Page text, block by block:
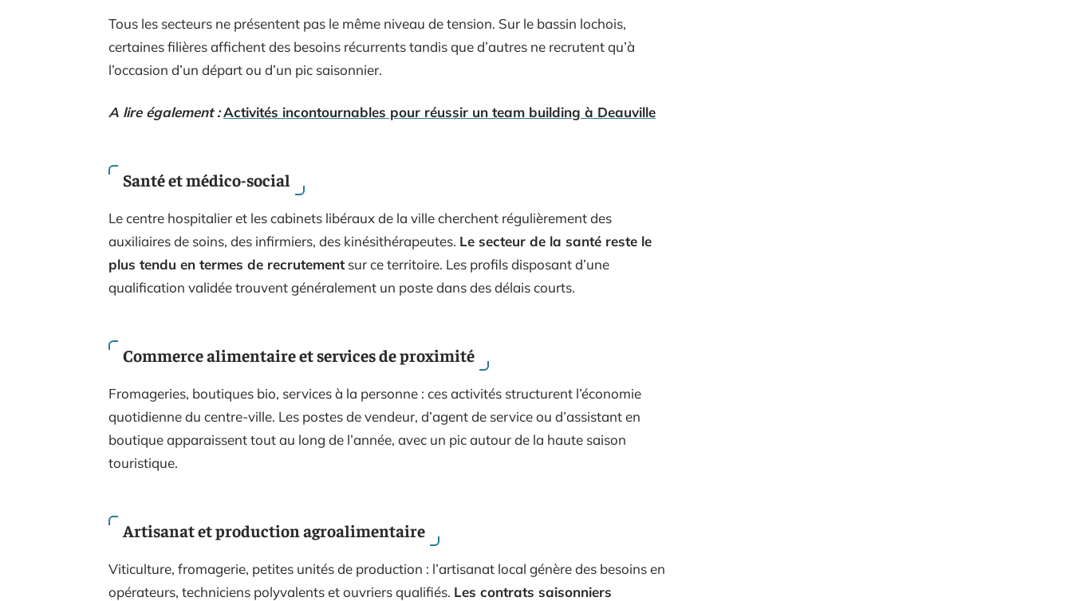
Tous les secteurs ne présentent pas le même niveau de tension. Sur le bassin lochois,
certaines filières affichent des besoins récurrents tandis que d’autres ne recrutent qu’à
l’occasion d’un départ ou d’un pic saisonnier.
A lire également :Activités incontournables pour réussir un team building à Deauville
Santé et médico-social
Le centre hospitalier et les cabinets libéraux de la ville cherchent régulièrement des
auxiliaires de soins, des infirmiers, des kinésithérapeutes. Le secteur de la santé reste le
plus tendu en termes de recrutementsur ce territoire. Les profils disposant d’une
qualification validée trouvent généralement un poste dans des délais courts.
Commerce alimentaire et services de proximité
Fromageries, boutiques bio, services à la personne : ces activités structurent l’économie
quotidienne du centre-ville. Les postes de vendeur, d’agent de service ou d’assistant en
boutique apparaissent tout au long de l’année, avec un pic autour de la haute saison
touristique.
Artisanat et production agroalimentaire
Viticulture, fromagerie, petites unités de production : l’artisanat local génère des besoins en
opérateurs, techniciens polyvalents et ouvriers qualifiés. Les contrats saisonniers